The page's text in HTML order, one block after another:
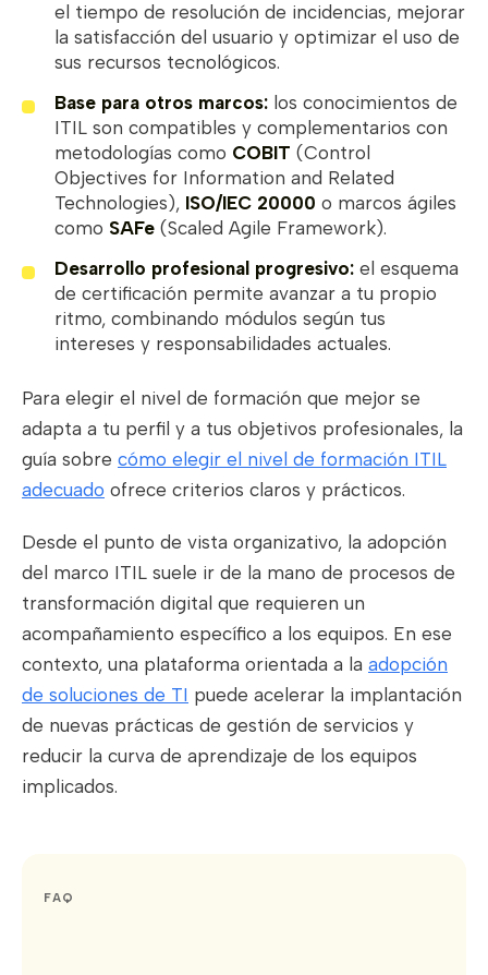
el tiempo de resolución de incidencias, mejorar
la satisfacción del usuario y optimizar el uso de
sus recursos tecnológicos.
Base para otros marcos: los conocimientos de
ITIL son compatibles y complementarios con
metodologías como COBIT (Control
Objectives for Information and Related
Technologies), ISO/IEC 20000 o marcos ágiles
como SAFe (Scaled Agile Framework).
Desarrollo profesional progresivo: el esquema
de certificación permite avanzar a tu propio
ritmo, combinando módulos según tus
intereses y responsabilidades actuales.
Para elegir el nivel de formación que mejor se
adapta a tu perfil y a tus objetivos profesionales, la
guía sobre cómo elegir el nivel de formación ITIL
adecuado ofrece criterios claros y prácticos.
Desde el punto de vista organizativo, la adopción
del marco ITIL suele ir de la mano de procesos de
transformación digital que requieren un
acompañamiento específico a los equipos. En ese
contexto, una plataforma orientada a la adopción
de soluciones de TI puede acelerar la implantación
de nuevas prácticas de gestión de servicios y
reducir la curva de aprendizaje de los equipos
implicados.
FAQ